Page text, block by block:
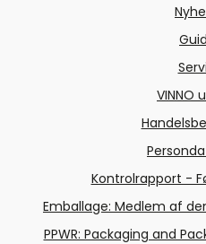
VINNO
Kontrolrapport -
Emballage: Medlem af
PPWR: Packaging and